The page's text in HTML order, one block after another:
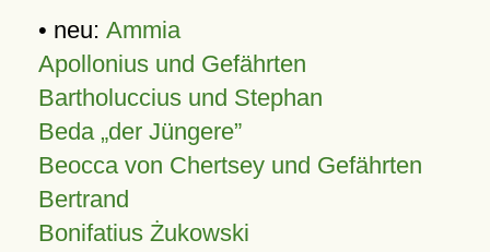
• neu: Ammia
Apollonius und Gefährten
Bartholuccius und Stephan
Beda „der Jüngere”
Beocca von Chertsey und Gefährten
Bertrand
Bonifatius Żukowski